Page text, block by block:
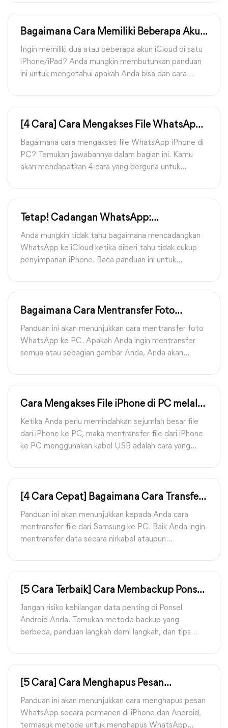
Bagaimana Cara Memiliki Beberapa Akun
iCloud di Satu iPhone/iPad
Ingin memiliki dua atau beberapa akun iCloud di satu
iPhone/iPad? Anda mungkin membutuhkan panduan
ini untuk mengetahui apakah Anda bisa dan cara
[4 Cara] Cara Mengakses File WhatsApp
di iPhone dari PC
Bagaimana cara mengakses file WhatsApp iPhone di
PC? Temukan jawabannya dalam bagian ini. Kamu
akan mendapatkan 4 cara yang berguna untuk
Tetap! Cadangan WhatsApp:
Penyimpanan iPhone Tidak Cukup
Anda mungkin tidak tahu bagaimana mencadangkan
WhatsApp ke iCloud ketika diberi tahu tidak cukup
penyimpanan iPhone. Baca panduan ini untuk
Bagaimana Cara Mentransfer Foto
WhatsApp ke PC di iPhone dan Android
Panduan ini akan menunjukkan cara mentransfer foto
WhatsApp ke PC. Apakah Anda ingin mentransfer
semua atau sebagian gambar Anda, Anda akan
Cara Mengakses File iPhone di PC melalui
USB secara Gratis: 3 Cara
Ketika Anda perlu memindahkan sejumlah besar file
dari iPhone ke PC, maka mentransfer file dari iPhone
ke PC menggunakan kabel USB adalah cara yang
[4 Cara Cepat] Bagaimana Cara Transfer
File dari Samsung ke PC
Panduan ini akan menunjukkan kepada Anda cara
mentransfer file dari Samsung ke PC. Baik Anda ingin
mentransfer data secara nirkabel ataupun
[5 Cara Terbaik] Cara Membackup Ponsel
Android Anda ke PC dengan Cepat
Jangan risiko kehilangan data penting di Ponsel
Android Anda. Temukan metode backup yang
berbeda, panduan langkah demi langkah, dan tips
[5 Cara] Cara Menghapus Pesan
WhatsApp Secara Permanen
Panduan ini akan menunjukkan cara menghapus pesan
WhatsApp secara permanen di iPhone dan Android,
termasuk metode untuk menghapus WhatsApp